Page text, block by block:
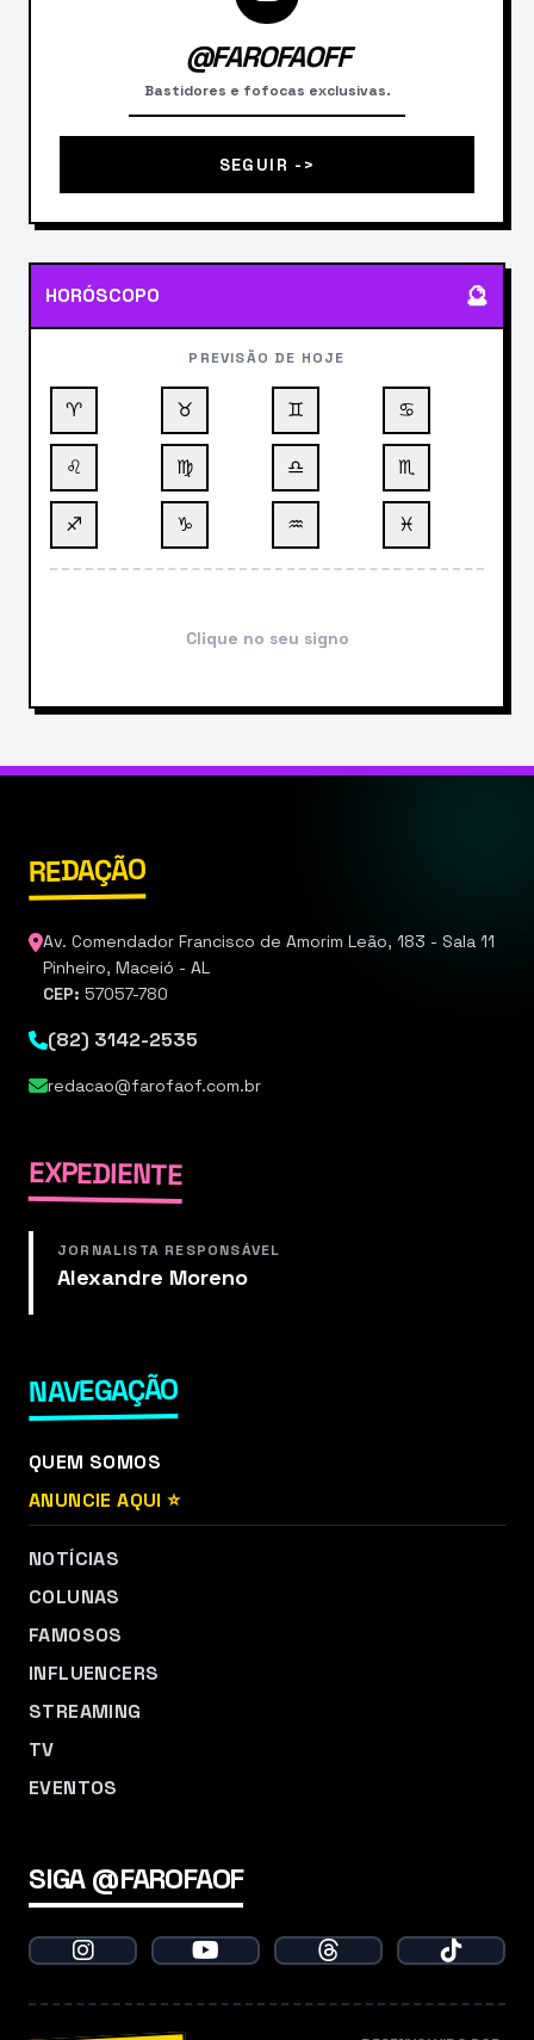
@FAROFAOFF
Bastidores e fofocas exclusivas.
SEGUIR ->
HORÓSCOPO 🔮
PREVISÃO DE HOJE
♈ ♉ ♊ ♋
♌ ♍ ♎ ♏
♐ ♑ ♒ ♓
Clique no seu signo
REDAÇÃO
Av. Comendador Francisco de Amorim Leão, 183 - Sala 11
Pinheiro, Maceió - AL
CEP: 57057-780
(82) 3142-2535
redacao@farofaof.com.br
EXPEDIENTE
JORNALISTA RESPONSÁVEL
Alexandre Moreno
NAVEGAÇÃO
QUEM SOMOS
ANUNCIE AQUI ⭐
NOTÍCIAS
COLUNAS
FAMOSOS
INFLUENCERS
STREAMING
TV
EVENTOS
SIGA @FAROFAOF